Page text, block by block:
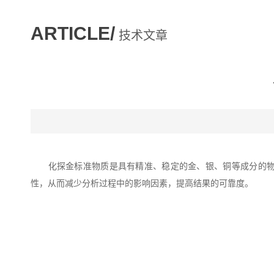
ARTICLE/ 技术文章
化探金标准物质是具有精准、稳定的金、银、铜等成分的物
性，从而减少分析过程中的影响因素，提高结果的可靠度。